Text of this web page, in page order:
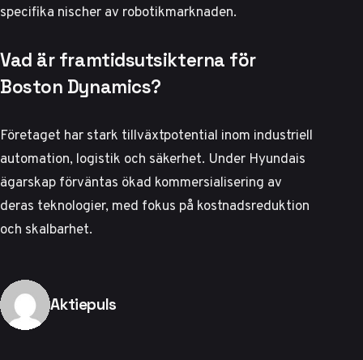
specifika nischer av robotikmarknaden.
Vad är framtidsutsikterna för
Boston Dynamics?
Företaget har stark tillväxtpotential inom industriell
automation, logistik och säkerhet. Under Hyundais
ägarskap förväntas ökad kommersialisering av
deras teknologier, med fokus på kostnadsreduktion
och skalbarhet.
Publicerad av
Aktiepuls